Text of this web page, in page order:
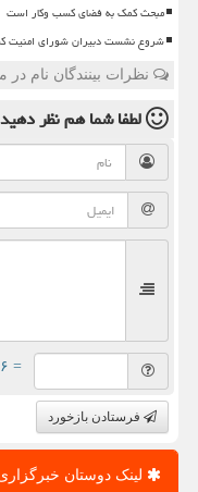
مبحث کمک به فضای کسب وکار است
شروع نشست دبیران شورای امنیت
نظرات بینندگان نام
لطفا شما همنظر دهید
= ۶ بعلاوه ۱
فرستادن بازخورد
لینک دوستان